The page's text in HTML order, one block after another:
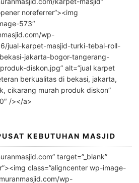
noreferrer”><img
573″
wp-
jual-karpet-masjid-turki-tebal-roll-
jakarta-bogor-tangerang-
diskon.jpg” alt=”jual karpet
berkualitas di bekasi, jakarta,
cikarang murah produk diskon”
/></a>
KEBUTUHAN MASJID
target=”_blank”
class=”aligncenter wp-image-
wp-